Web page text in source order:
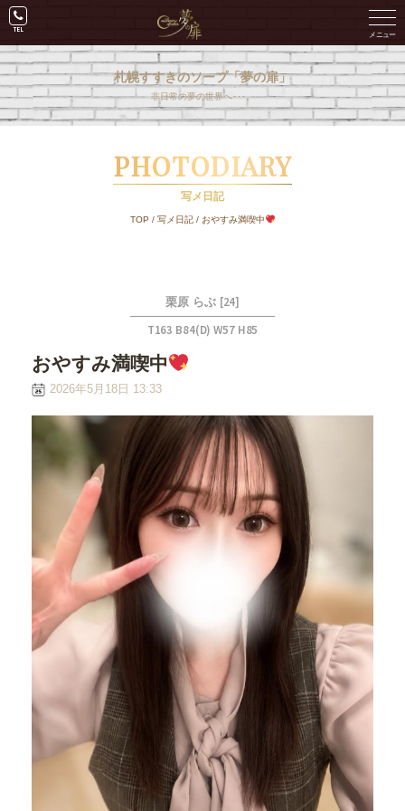
札幌すすきのソープ「夢の扉」
非日常の夢の世界へ･･･。
PHOTODIARY
写メ日記
TOP / 写メ日記/ おやすみ満喫中
栗原 らぶ [24]
T163 B84(D) W57 H85
おやすみ満喫中
2026年5月18日 13:33